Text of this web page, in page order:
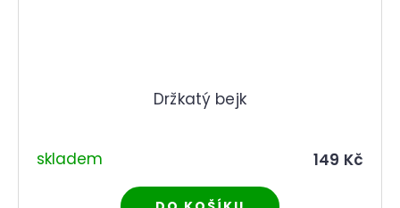
Držkatý bejk
skladem 149 Kč